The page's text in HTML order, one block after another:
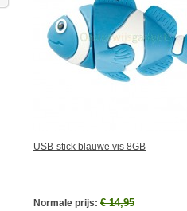
USB-stick blauwe vis 8GB
Normale prijs: € 14,95